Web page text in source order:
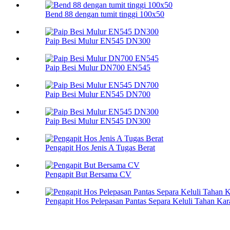
Bend 88 dengan tumit tinggi 100х50
Paip Besi Mulur EN545 DN300
Paip Besi Mulur DN700 EN545
Paip Besi Mulur EN545 DN700
Paip Besi Mulur EN545 DN300
Pengapit Hos Jenis A Tugas Berat
Pengapit But Bersama CV
Pengapit Hos Pelepasan Pantas Separa Keluli Tahan